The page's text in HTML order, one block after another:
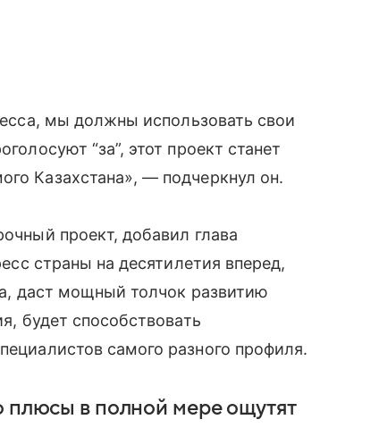
мы должны использовать свои
“за”, этот проект станет
Казахстана», — подчеркнул он.
проект, добавил глава
страны на десятилетия вперед,
даст мощный толчок развитию
будет способствовать
самого разного профиля.
плюсы в полной мере ощутят